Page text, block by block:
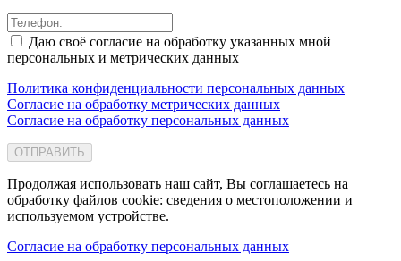
Даю своё согласие на обработку указанных мной
персональных и метрических данных
Политика конфиденциальности персональных данных
Согласие на обработку метрических данных
Согласие на обработку персональных данных
ОТПРАВИТЬ
Продолжая использовать наш сайт, Вы соглашаетесь на
обработку файлов cookie: сведения о местоположении и
используемом устройстве.
Согласие на обработку персональных данных